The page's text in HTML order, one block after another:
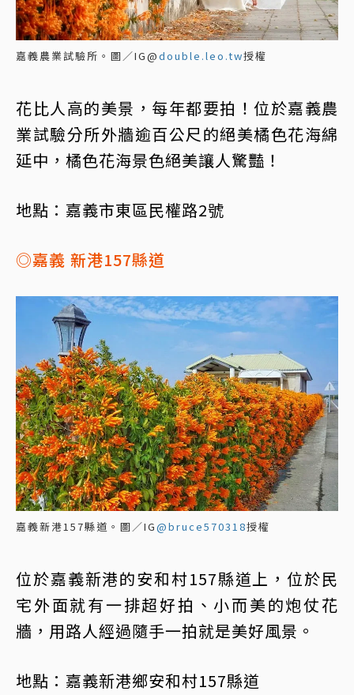
嘉義農業試驗所。圖／IG@double.leo.tw授權
花比人高的美景，每年都要拍！位於嘉義農
業試驗分所外牆逾百公尺的絕美橘色花海綿
延中，橘色花海景色絕美讓人驚豔！
地點：嘉義市東區民權路2號
◎嘉義 新港157縣道
嘉義新港157縣道。圖／IG@bruce570318授權
位於嘉義新港的安和村157縣道上，位於民
宅外面就有一排超好拍、小而美的炮仗花
牆，用路人經過隨手一拍就是美好風景。
地點：嘉義新港鄉安和村157縣道